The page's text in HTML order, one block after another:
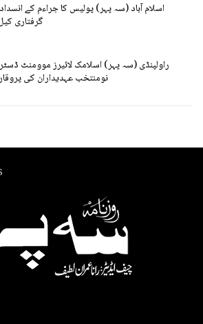
اسلام آباد (سہ پہر) پولیس کا جراءم کے
گرفتاری
راولپنڈی (سہ پہر) اسلامک لائیرز موومنٹ
نومنتخب عہدیداران کی